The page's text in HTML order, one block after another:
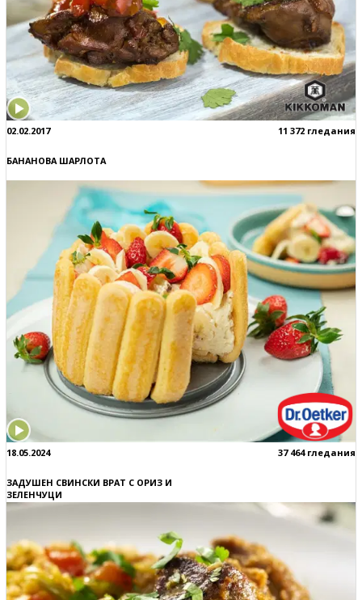
02.02.2017 11 372 гледания
БАНАНОВА ШАРЛОТА
18.05.2024 37 464 гледания
ЗАДУШЕН СВИНСКИ ВРАТ С ОРИЗ И
ЗЕЛЕНЧУЦИ